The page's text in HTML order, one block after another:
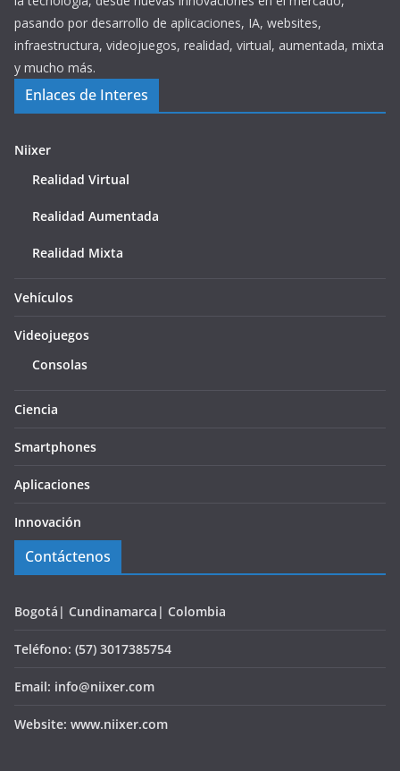
pasando por desarrollo de aplicaciones, IA, websites,
infraestructura, videojuegos, realidad, virtual, aumentada, mixta
y mucho más.
Enlaces de Interes
Niixer
Realidad Virtual
Realidad Aumentada
Realidad Mixta
Vehículos
Videojuegos
Consolas
Ciencia
Smartphones
Aplicaciones
Innovación
Contáctenos
Bogotá| Cundinamarca| Colombia
Teléfono: (57) 3017385754
Email: info@niixer.com
Website: www.niixer.com